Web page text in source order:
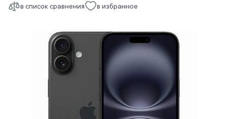
в список сравнения в избранное